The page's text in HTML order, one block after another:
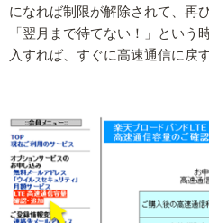
になれば制限が解除されて、再
「翌月まで待てない！」という
入すれば、すぐに高速通信に戻